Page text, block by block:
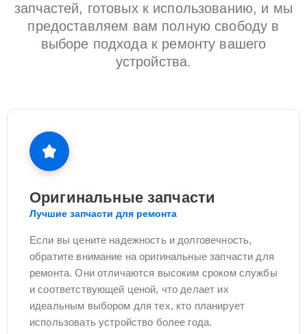
запчастей, готовых к использованию, и мы
предоставляем вам полную свободу в
выборе подхода к ремонту вашего
устройства.
Оригинальные запчасти
Лучшие запчасти для ремонта
Если вы цените надежность и долговечность,
обратите внимание на оригинальные запчасти для
ремонта. Они отличаются высоким сроком службы
и соответствующей ценой, что делает их
идеальным выбором для тех, кто планирует
использовать устройство более года.